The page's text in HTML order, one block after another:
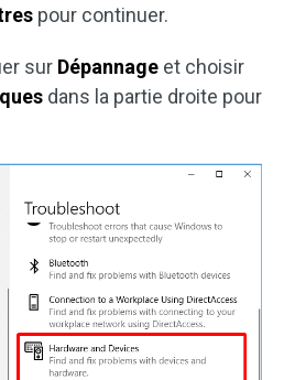
pour continuer.
sur Dépannage et choisir
dans la partie droite pour